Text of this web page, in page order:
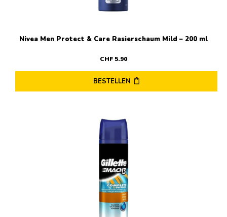
Nivea Men Protect & Care Rasierschaum Mild – 200 ml
CHF5.90
BESTELLEN